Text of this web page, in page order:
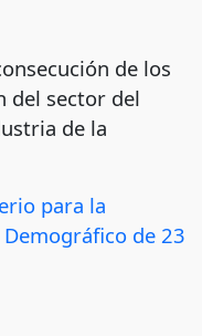
de los
del sector del
de la
para la
de 23